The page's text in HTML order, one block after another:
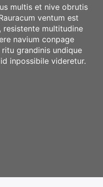
multis et nive obrutis
ventum est
resistente multitudine
navium conpage
grandinis undique
inpossibile videretur.